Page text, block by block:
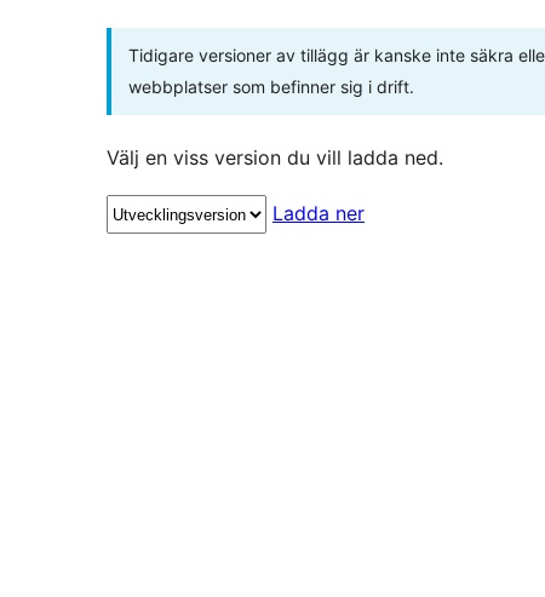
Tidigare versioner av tillägg är kanske inte säkra
webbplatser som befinner sig i drift.
Välj en viss version du vill ladda ned.
Ladda ner